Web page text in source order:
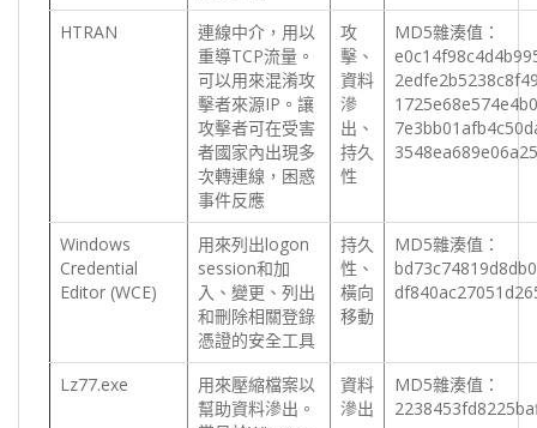
HTRAN
連線中介，用以
重導TCP流量。
可以用來混淆攻
擊者來源IP。讓
攻擊者可在受害
者國家內出現多
次轉連線，困惑
事件反應
攻
擊、
資料
滲
出、
持久
性
MD5雜湊值：
Windows
Credential
Editor (WCE)
用來列出logon
session和加
入、變更、列出
和刪除相關登錄
憑證的安全工具
持久
性、
橫向
移動
MD5雜湊值：
Lz77.exe
用來壓縮檔案以
幫助資料滲出。
資料
滲出
MD5雜湊值：